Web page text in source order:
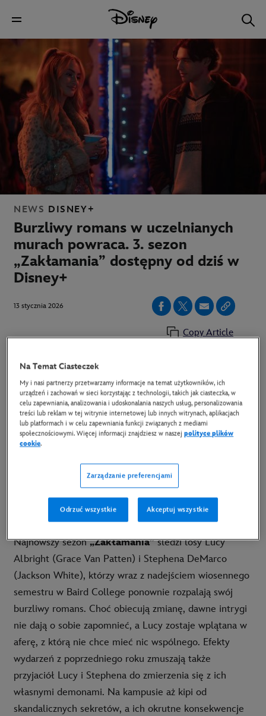
NEWS DISNEY+
Burzliwy romans w uczelnianych
murach powraca. 3. sezon
„Zakłamania” dostępny od dziś w
Disney+
13 stycznia 2026
Copy Article
konsekwencji trzeci sezon ponownie zabiera
widzów do Baird College, gdzie dawne romanse
odżywają, a sprawy z przeszłości wciąż dają o sobie
znać. Skrywane sekrety uruchamiają lawinę
bliskich na ciężką próbę. Na start udostępnione
zostały trzy odcinki, a kolejne będą pojawiać się na
platformie co tydzień.
Najnowszy sezon„Zakłamania”śledzi losy Lucy
Albright (Grace Van Patten) i Stephena DeMarco
(Jackson White), którzy wraz z nadejściem wiosennego
semestru w Baird College ponownie rozpalają swój
burzliwy romans. Choć obiecują zmianę, dawne intrygi
nie dają o sobie zapomnieć, a Lucy zostaje wplątana w
aferę, z którą nie chce mieć nic wspólnego. Efekty
wydarzeń z poprzedniego roku zmuszają także
przyjaciół Lucy i Stephena do zmierzenia się z ich
własnymi demonami. Na kampusie aż kipi od
skandalicznych sekretów, a ich okrutne konsekwencje
Na Temat Ciasteczek
My i nasi partnerzy przetwarzamy informacje na temat użytkowników, ich
urządzeń i zachowań w sieci korzystając z technologii, takich jak ciasteczka, w
celu zapewniania, analizowania i udoskonalania naszych usług, personalizowania
treści lub reklam w tej witrynie internetowej lub innych witrynach, aplikacjach
lub platformach i w celu zapewniania funkcji związanych z mediami
społecznościowymi. Więcej informacji znajdziesz w naszejpolityce plików
cookie.
Zarządzanie preferencjami
Odrzuć wszystkie Akceptuj wszystkie